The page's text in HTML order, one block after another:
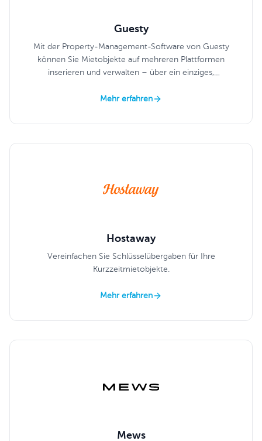
Guesty
Mit der Property-Management-Software von Guesty
können Sie Mietobjekte auf mehreren Plattformen
inserieren und verwalten – über ein einziges,
Mehr erfahren
Hostaway
Vereinfachen Sie Schlüsselübergaben für Ihre
Kurzzeitmietobjekte.
Mehr erfahren
Mews